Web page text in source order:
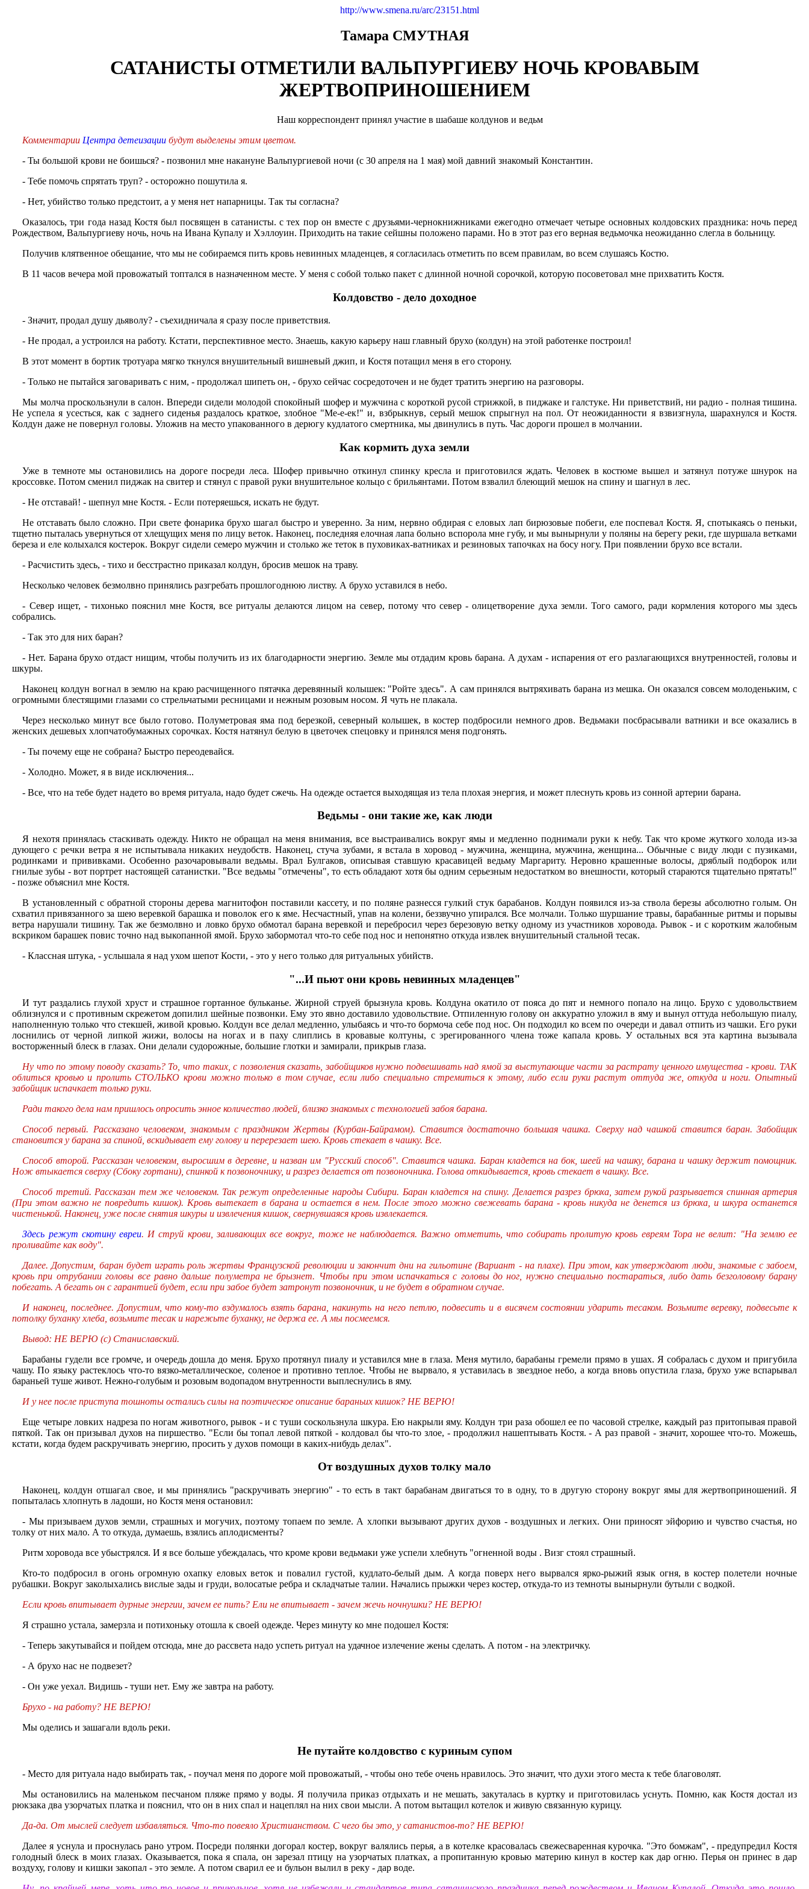
http://www.smena.ru/arc/23151.html
Тамара СМУТНАЯ
САТАНИСТЫ ОТМЕТИЛИ ВАЛЬПУРГИЕВУ НОЧЬ КРОВАВЫМ
ЖЕРТВОПРИНОШЕНИЕМ
Наш корреспондент принял участие в шабаше колдунов и ведьм
Комментарии Центра детеизации будут выделены этим цветом.
- Ты большой крови не боишься? - позвонил мне накануне Вальпургиевой ночи (с 30 апреля на 1 мая) мой давний знакомый Константин.
- Тебе помочь спрятать труп? - осторожно пошутила я.
- Нет, убийство только предстоит, а у меня нет напарницы. Так ты согласна?
Оказалось, три года назад Костя был посвящен в сатанисты. с тех пор он вместе с друзьями-чернокнижниками ежегодно отмечает четыре основных колдовских праздника: ночь перед
Рождеством, Вальпургиеву ночь, ночь на Ивана Купалу и Хэллоуин. Приходить на такие сейшны положено парами. Но в этот раз его верная ведьмочка неожиданно слегла в больницу.
Получив клятвенное обещание, что мы не собираемся пить кровь невинных младенцев, я согласилась отметить по всем правилам, во всем слушаясь Костю.
В 11 часов вечера мой провожатый топтался в назначенном месте. У меня с собой только пакет с длинной ночной сорочкой, которую посоветовал мне прихватить Костя.
Колдовство - дело доходное
- Значит, продал душу дьяволу? - съехидничала я сразу после приветствия.
- Не продал, а устроился на работу. Кстати, перспективное место. Знаешь, какую карьеру наш главный брухо (колдун) на этой работенке построил!
В этот момент в бортик тротуара мягко ткнулся внушительный вишневый джип, и Костя потащил меня в его сторону.
- Только не пытайся заговаривать с ним, - продолжал шипеть он, - брухо сейчас сосредоточен и не будет тратить энергию на разговоры.
Мы молча проскользнули в салон. Впереди сидели молодой спокойный шофер и мужчина с короткой русой стрижкой, в пиджаке и галстуке. Ни приветствий, ни радио - полная тишина.
Не успела я усесться, как с заднего сиденья раздалось краткое, злобное "Ме-е-ек!" и, взбрыкнув, серый мешок спрыгнул на пол. От неожиданности я взвизгнула, шарахнулся и Костя.
Колдун даже не повернул головы. Уложив на место упакованного в дерюгу кудлатого смертника, мы двинулись в путь. Час дороги прошел в молчании.
Как кормить духа земли
Уже в темноте мы остановились на дороге посреди леса. Шофер привычно откинул спинку кресла и приготовился ждать. Человек в костюме вышел и затянул потуже шнурок на
кроссовке. Потом сменил пиджак на свитер и стянул с правой руки внушительное кольцо с брильянтами. Потом взвалил блеющий мешок на спину и шагнул в лес.
- Не отставай! - шепнул мне Костя. - Если потеряешься, искать не будут.
Не отставать было сложно. При свете фонарика брухо шагал быстро и уверенно. За ним, нервно обдирая с еловых лап бирюзовые побеги, еле поспевал Костя. Я, спотыкаясь о пеньки,
тщетно пыталась увернуться от хлещущих меня по лицу веток. Наконец, последняя елочная лапа больно вспорола мне губу, и мы вынырнули у поляны на берегу реки, где шуршала ветками
береза и еле колыхался костерок. Вокруг сидели семеро мужчин и столько же теток в пуховиках-ватниках и резиновых тапочках на босу ногу. При появлении брухо все встали.
- Расчистить здесь, - тихо и бесстрастно приказал колдун, бросив мешок на траву.
Несколько человек безмолвно принялись разгребать прошлогоднюю листву. А брухо уставился в небо.
- Север ищет, - тихонько пояснил мне Костя, все ритуалы делаются лицом на север, потому что север - олицетворение духа земли. Того самого, ради кормления которого мы здесь
собрались.
- Так это для них баран?
- Нет. Барана брухо отдаст нищим, чтобы получить из их благодарности энергию. Земле мы отдадим кровь барана. А духам - испарения от его разлагающихся внутренностей, головы и
шкуры.
Наконец колдун вогнал в землю на краю расчищенного пятачка деревянный колышек: "Ройте здесь". А сам принялся вытряхивать барана из мешка. Он оказался совсем молоденьким, с
огромными блестящими глазами со стрельчатыми ресницами и нежным розовым носом. Я чуть не плакала.
Через несколько минут все было готово. Полуметровая яма под березкой, северный колышек, в костер подбросили немного дров. Ведьмаки посбрасывали ватники и все оказались в
женских дешевых хлопчатобумажных сорочках. Костя натянул белую в цветочек спецовку и принялся меня подгонять.
- Ты почему еще не собрана? Быстро переодевайся.
- Холодно. Может, я в виде исключения...
- Все, что на тебе будет надето во время ритуала, надо будет сжечь. На одежде остается выходящая из тела плохая энергия, и может плеснуть кровь из сонной артерии барана.
Ведьмы - они такие же, как люди
Я нехотя принялась стаскивать одежду. Никто не обращал на меня внимания, все выстраивались вокруг ямы и медленно поднимали руки к небу. Так что кроме жуткого холода из-за
дующего с речки ветра я не испытывала никаких неудобств. Наконец, стуча зубами, я встала в хоровод - мужчина, женщина, мужчина, женщина... Обычные с виду люди с пузиками,
родинками и прививками. Особенно разочаровывали ведьмы. Врал Булгаков, описывая ставшую красавицей ведьму Маргариту. Неровно крашенные волосы, дряблый подборок или
гнилые зубы - вот портрет настоящей сатанистки. "Все ведьмы "отмечены", то есть обладают хотя бы одним серьезным недостатком во внешности, который стараются тщательно прятать!"
- позже объяснил мне Костя.
В установленный с обратной стороны дерева магнитофон поставили кассету, и по поляне разнесся гулкий стук барабанов. Колдун появился из-за ствола березы абсолютно голым. Он
схватил привязанного за шею веревкой барашка и поволок его к яме. Несчастный, упав на колени, беззвучно упирался. Все молчали. Только шуршание травы, барабанные ритмы и порывы
ветра нарушали тишину. Так же безмолвно и ловко брухо обмотал барана веревкой и перебросил через березовую ветку одному из участников хоровода. Рывок - и с коротким жалобным
вскриком барашек повис точно над выкопанной ямой. Брухо забормотал что-то себе под нос и непонятно откуда извлек внушительный стальной тесак.
- Классная штука, - услышала я над ухом шепот Кости, - это у него только для ритуальных убийств.
"...И пьют они кровь невинных младенцев"
И тут раздались глухой хруст и страшное гортанное бульканье. Жирной струей брызнула кровь. Колдуна окатило от пояса до пят и немного попало на лицо. Брухо с удовольствием
облизнулся и с противным скрежетом допилил шейные позвонки. Ему это явно доставило удовольствие. Отпиленную голову он аккуратно уложил в яму и вынул оттуда небольшую пиалу,
наполненную только что стекшей, живой кровью. Колдун все делал медленно, улыбаясь и что-то бормоча себе под нос. Он подходил ко всем по очереди и давал отпить из чашки. Его руки
лоснились от черной липкой жижи, волосы на ногах и в паху слиплись в кровавые колтуны, с эрегированного члена тоже капала кровь. У остальных вся эта картина вызывала
восторженный блеск в глазах. Они делали судорожные, большие глотки и замирали, прикрыв глаза.
Ну что по этому поводу сказать? То, что таких, с позволения сказать, забойщиков нужно подвешивать над ямой за выступающие части за растрату ценного имущества - крови. ТАК
облиться кровью и пролить СТОЛЬКО крови можно только в том случае, если либо специально стремиться к этому, либо если руки растут оттуда же, откуда и ноги. Опытный
забойщик испачкает только руки.
Ради такого дела нам пришлось опросить энное количество людей, близко знакомых с технологией забоя барана.
Способ первый. Рассказано человеком, знакомым с праздником Жертвы (Курбан-Байрамом). Ставится достаточно большая чашка. Сверху над чашкой ставится баран. Забойщик
становится у барана за спиной, вскидывает ему голову и перерезает шею. Кровь стекает в чашку. Все.
Способ второй. Рассказан человеком, выросшим в деревне, и назван им "Русский способ". Ставится чашка. Баран кладется на бок, шеей на чашку, барана и чашку держит помощник.
Нож втыкается сверху (Сбоку гортани), спинкой к позвоночнику, и разрез делается от позвоночника. Голова откидывается, кровь стекает в чашку. Все.
Способ третий. Рассказан тем же человеком. Так режут определенные народы Сибири. Баран кладется на спину. Делается разрез брюха, затем рукой разрывается спинная артерия
(При этом важно не повредить кишок). Кровь вытекает в барана и остается в нем. После этого можно свежевать барана - кровь никуда не денется из брюха, и шкура останется
чистенькой. Наконец, уже после снятия шкуры и извлечения кишок, свернувшаяся кровь извлекается.
Здесь режут скотину евреи. И струй крови, заливающих все вокруг, тоже не наблюдается. Важно отметить, что собирать пролитую кровь евреям Тора не велит: "На землю ее
проливайте как воду".
Далее. Допустим, баран будет играть роль жертвы Французской революции и закончит дни на гильотине (Вариант - на плахе). При этом, как утверждают люди, знакомые с забоем,
кровь при отрубании головы все равно дальше полуметра не брызнет. Чтобы при этом испачкаться с головы до ног, нужно специально постараться, либо дать безголовому барану
побегать. А бегать он с гарантией будет, если при забое будет затронут позвоночник, и не будет в обратном случае.
И наконец, последнее. Допустим, что кому-то вздумалось взять барана, накинуть на него петлю, подвесить и в висячем состоянии ударить тесаком. Возьмите веревку, подвесьте к
потолку буханку хлеба, возьмите тесак и нарежьте буханку, не держа ее. А мы посмеемся.
Вывод: НЕ ВЕРЮ (с) Станиславский.
Барабаны гудели все громче, и очередь дошла до меня. Брухо протянул пиалу и уставился мне в глаза. Меня мутило, барабаны гремели прямо в ушах. Я собралась с духом и пригубила
чашу. По языку растеклось что-то вязко-металлическое, соленое и противно теплое. Чтобы не вырвало, я уставилась в звездное небо, а когда вновь опустила глаза, брухо уже вспарывал
бараньей туше живот. Нежно-голубым и розовым водопадом внутренности выплеснулись в яму.
И у нее после приступа тошноты остались силы на поэтическое описание бараньих кишок? НЕ ВЕРЮ!
Еще четыре ловких надреза по ногам животного, рывок - и с туши соскользнула шкура. Ею накрыли яму. Колдун три раза обошел ее по часовой стрелке, каждый раз притопывая правой
пяткой. Так он призывал духов на пиршество. "Если бы топал левой пяткой - колдовал бы что-то злое, - продолжил нашептывать Костя. - А раз правой - значит, хорошее что-то. Можешь,
кстати, когда будем раскручивать энергию, просить у духов помощи в каких-нибудь делах".
От воздушных духов толку мало
Наконец, колдун отшагал свое, и мы принялись "раскручивать энергию" - то есть в такт барабанам двигаться то в одну, то в другую сторону вокруг ямы для жертвоприношений. Я
попыталась хлопнуть в ладоши, но Костя меня остановил:
- Мы призываем духов земли, страшных и могучих, поэтому топаем по земле. А хлопки вызывают других духов - воздушных и легких. Они приносят эйфорию и чувство счастья, но
толку от них мало. А то откуда, думаешь, взялись аплодисменты?
Ритм хоровода все убыстрялся. И я все больше убеждалась, что кроме крови ведьмаки уже успели хлебнуть "огненной воды . Визг стоял страшный.
Кто-то подбросил в огонь огромную охапку еловых веток и повалил густой, кудлато-белый дым. А когда поверх него вырвался ярко-рыжий язык огня, в костер полетели ночные
рубашки. Вокруг заколыхались вислые зады и груди, волосатые ребра и складчатые талии. Начались прыжки через костер, откуда-то из темноты вынырнули бутыли с водкой.
Если кровь впитывает дурные энергии, зачем ее пить? Ели не впитывает - зачем жечь ночнушки? НЕ ВЕРЮ!
Я страшно устала, замерзла и потихоньку отошла к своей одежде. Через минуту ко мне подошел Костя:
- Теперь закутывайся и пойдем отсюда, мне до рассвета надо успеть ритуал на удачное излечение жены сделать. А потом - на электричку.
- А брухо нас не подвезет?
- Он уже уехал. Видишь - туши нет. Ему же завтра на работу.
Брухо - на работу? НЕ ВЕРЮ!
Мы оделись и зашагали вдоль реки.
Не путайте колдовство с куриным супом
- Место для ритуала надо выбирать так, - поучал меня по дороге мой провожатый, - чтобы оно тебе очень нравилось. Это значит, что духи этого места к тебе благоволят.
Мы остановились на маленьком песчаном пляже прямо у воды. Я получила приказ отдыхать и не мешать, закуталась в куртку и приготовилась уснуть. Помню, как Костя достал из
рюкзака два узорчатых платка и пояснил, что он в них спал и нацеплял на них свои мысли. А потом вытащил котелок и живую связанную курицу.
Да-да. От мыслей следует избавляться. Что-то повеяло Христианством. С чего бы это, у сатанистов-то? НЕ ВЕРЮ!
Далее я уснула и проснулась рано утром. Посреди полянки догорал костер, вокруг валялись перья, а в котелке красовалась свежесваренная курочка. "Это бомжам", - предупредил Костя
голодный блеск в моих глазах. Оказывается, пока я спала, он зарезал птицу на узорчатых платках, а пропитанную кровью материю кинул в костер как дар огню. Перья он принес в дар
воздуху, голову и кишки закопал - это земле. А потом сварил ее и бульон вылил в реку - дар воде.